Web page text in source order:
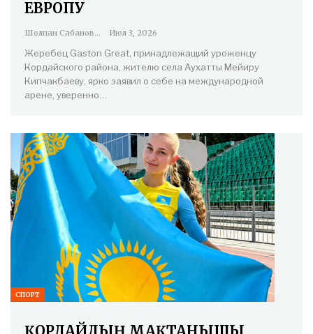
ЕВРОПУ
Шолпан Сабанова Июл 3, 2026
Жеребец Gaston Great, принадлежащий уроженцу
Кордайского района, жителю села Аухатты Мейиру
Кипчакбаеву, ярко заявил о себе на международной
арене, уверенно…
СПОРТ